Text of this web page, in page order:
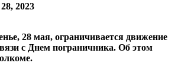
2023
28 мая, ограничивается движение
с Днем пограничника. Об этом